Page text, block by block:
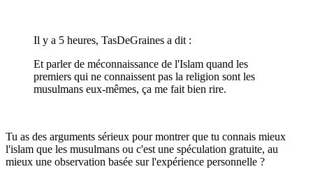
Il y a 5 heures, TasDeGraines a dit :
Et parler de méconnaissance de l'Islam quand les
premiers qui ne connaissent pas la religion sont les
musulmans eux-mêmes, ça me fait bien rire.
Tu as des arguments sérieux pour montrer que tu connais mieux
l'islam que les musulmans ou c'est une spéculation gratuite, au
mieux une observation basée sur l'expérience personnelle ?